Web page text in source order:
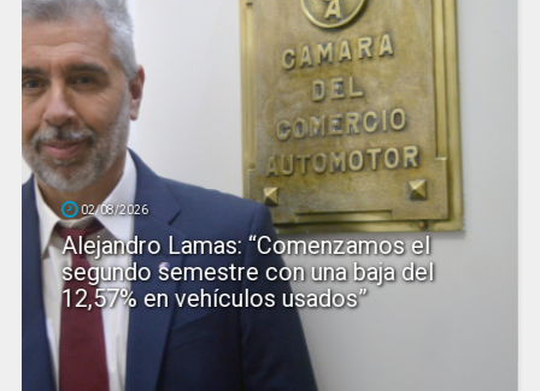
02/08/2026
Alejandro Lamas: “Comenzamos el
segundo semestre con una baja del
12,57% en vehículos usados”